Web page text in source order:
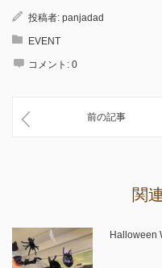
投稿者: panjadad
EVENT
コメント: 0
前の記事
関
Halloween